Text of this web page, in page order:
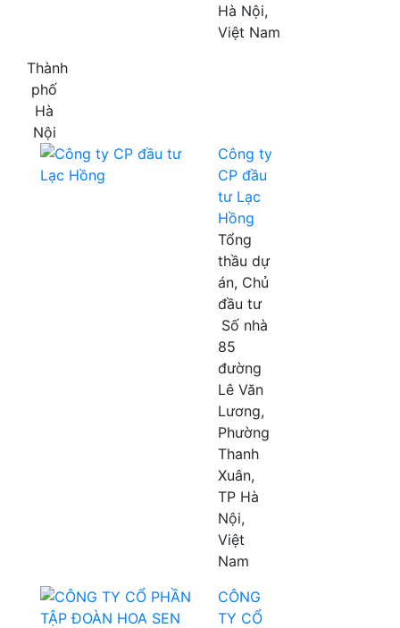
Hà Nội,
Việt Nam
Thành
phố
Hà
Nội
Công ty
CP đầu
tư Lạc
Hồng
Tổng
thầu dự
án, Chủ
đầu tư
Số nhà
85
đường
Lê Văn
Lương,
Phường
Thanh
Xuân,
TP Hà
Nội,
Việt
Nam
CÔNG
TY CỔ